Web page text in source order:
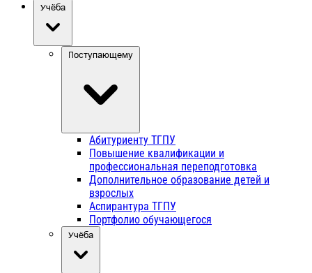
Учёба
Поступающему
Абитуриенту ТГПУ
Повышение квалификации и
профессиональная переподготовка
Дополнительное образование детей и
взрослых
Аспирантура ТГПУ
Портфолио обучающегося
Учёба